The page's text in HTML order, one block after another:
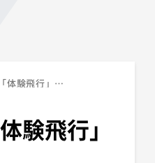
令和7年度の「自衛隊音楽まつり」と「体験飛行」の実施予定を発表
験飛行」